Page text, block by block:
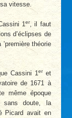
vitesse.
1er, il faut
d’éclipses de
théorie
Cassini 1eret
de 1671 à
même époque
sans doute, la
Picard avait en